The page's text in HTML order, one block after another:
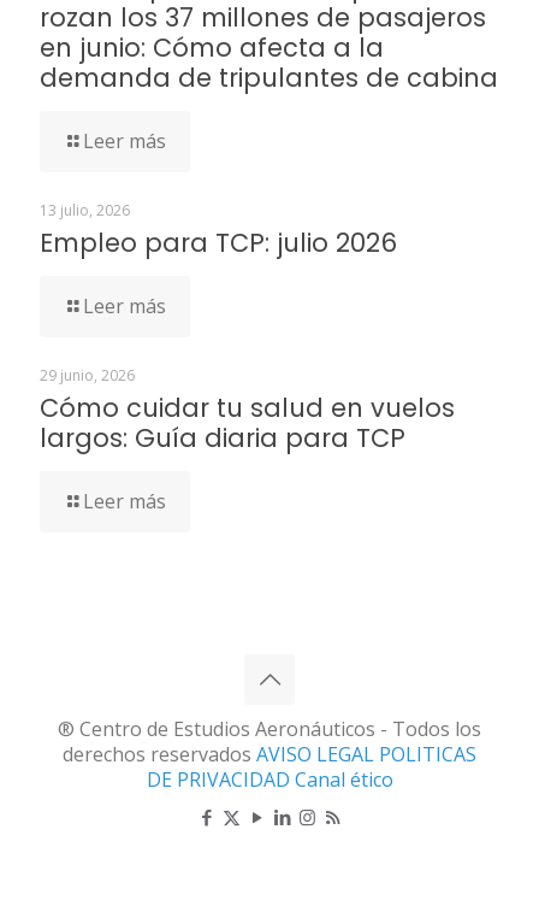
rozan los 37 millones de pasajeros
en junio: Cómo afecta a la
demanda de tripulantes de cabina
Leer más
13 julio, 2026
Empleo para TCP: julio 2026
Leer más
29 junio, 2026
Cómo cuidar tu salud en vuelos
largos: Guía diaria para TCP
Leer más
® Centro de Estudios Aeronáuticos - Todos los
derechos reservados AVISO LEGAL POLITICAS
DE PRIVACIDAD Canal ético